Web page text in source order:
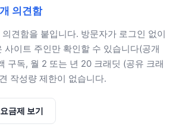
의견함
견함을 붙입니다. 방문자가 로그인 없이
사이트 주인만 확인할 수 있습니다(공개
구독, 월 2 또는 년 20 크래딧 (공유 크래
작성량 제한이 없습니다.
요금제 보기